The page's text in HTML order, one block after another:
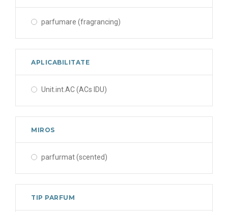
parfumare (fragrancing)
APLICABILITATE
Unit.int.AC (ACs IDU)
MIROS
parfurmat (scented)
TIP PARFUM